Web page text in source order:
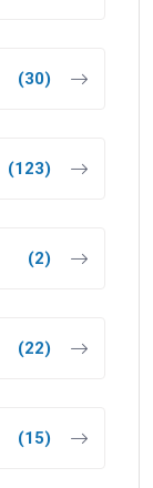
(30)
(123)
(2)
(22)
(15)